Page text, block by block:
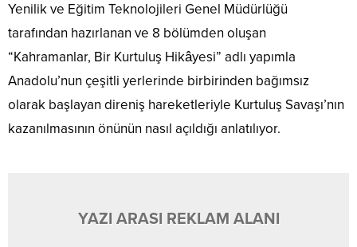
Yenilik ve Eğitim Teknolojileri Genel Müdürlüğü
tarafından hazırlanan ve 8 bölümden oluşan
“Kahramanlar, Bir Kurtuluş Hikâyesi” adlı yapımla
Anadolu’nun çeşitli yerlerinde birbirinden bağımsız
olarak başlayan direniş hareketleriyle Kurtuluş Savaşı’nın
kazanılmasının önünün nasıl açıldığı anlatılıyor.
YAZI ARASI REKLAM ALANI